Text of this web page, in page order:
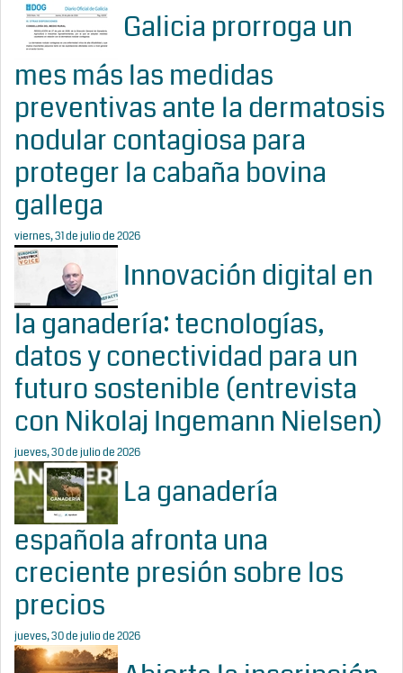
Galicia prorroga un
mes más las medidas
preventivas ante la dermatosis
nodular contagiosa para
proteger la cabaña bovina
gallega
viernes, 31 de julio de 2026
Innovación digital en
la ganadería: tecnologías,
datos y conectividad para un
futuro sostenible (entrevista
con Nikolaj Ingemann Nielsen)
jueves, 30 de julio de 2026
La ganadería
española afronta una
creciente presión sobre los
precios
jueves, 30 de julio de 2026